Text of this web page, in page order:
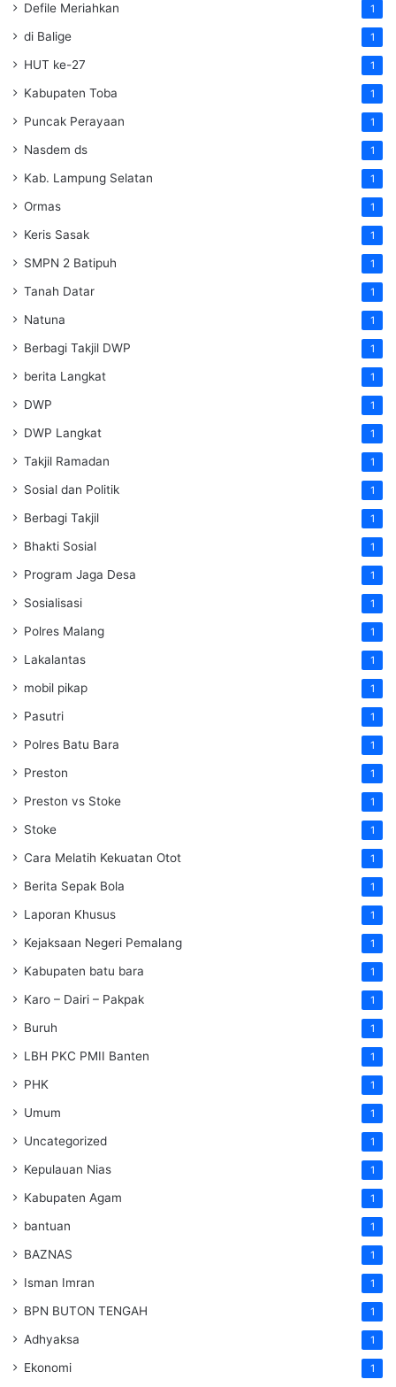
Defile Meriahkan 1
di Balige 1
HUT ke-27 1
Kabupaten Toba 1
Puncak Perayaan 1
Nasdem ds 1
Kab. Lampung Selatan 1
Ormas 1
Keris Sasak 1
SMPN 2 Batipuh 1
Tanah Datar 1
Natuna 1
Berbagi Takjil DWP 1
berita Langkat 1
DWP 1
DWP Langkat 1
Takjil Ramadan 1
Sosial dan Politik 1
Berbagi Takjil 1
Bhakti Sosial 1
Program Jaga Desa 1
Sosialisasi 1
Polres Malang 1
Lakalantas 1
mobil pikap 1
Pasutri 1
Polres Batu Bara 1
Preston 1
Preston vs Stoke 1
Stoke 1
Cara Melatih Kekuatan Otot 1
Berita Sepak Bola 1
Laporan Khusus 1
Kejaksaan Negeri Pemalang 1
Kabupaten batu bara 1
Karo – Dairi – Pakpak 1
Buruh 1
LBH PKC PMII Banten 1
PHK 1
Umum 1
Uncategorized 1
Kepulauan Nias 1
Kabupaten Agam 1
bantuan 1
BAZNAS 1
Isman Imran 1
BPN BUTON TENGAH 1
Adhyaksa 1
Ekonomi 1